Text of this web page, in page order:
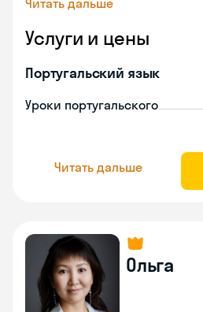
Читать дальше
Услуги и цены
Португальский язык
Уроки португальского
Читать дальше
Ольга